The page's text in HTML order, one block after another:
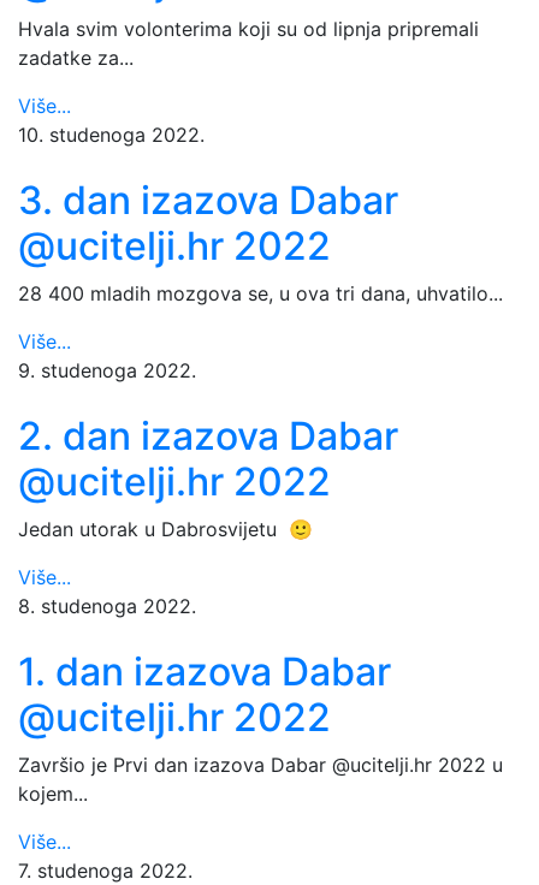
Hvala svim volonterima koji su od lipnja pripremali
zadatke za...
Više...
10. studenoga 2022.
3. dan izazova Dabar
@ucitelji.hr 2022
28 400 mladih mozgova se, u ova tri dana, uhvatilo...
Više...
9. studenoga 2022.
2. dan izazova Dabar
@ucitelji.hr 2022
Jedan utorak u Dabrosvijetu 🙂
Više...
8. studenoga 2022.
1. dan izazova Dabar
@ucitelji.hr 2022
Završio je Prvi dan izazova Dabar @ucitelji.hr 2022 u
kojem...
Više...
7. studenoga 2022.